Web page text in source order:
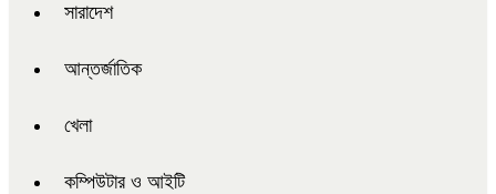
সারাদেশ
আন্তর্জাতিক
খেলা
কম্পিউটার ও আইটি